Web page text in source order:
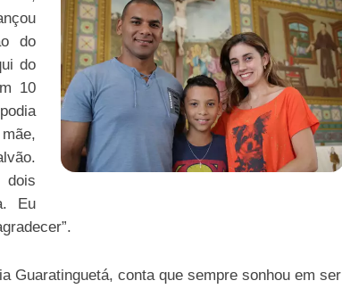
do
do
10
dois
Eu
Guaratinguetá, conta que sempre sonhou em ser